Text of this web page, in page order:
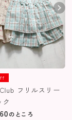
フリルスリー
ク
のところ